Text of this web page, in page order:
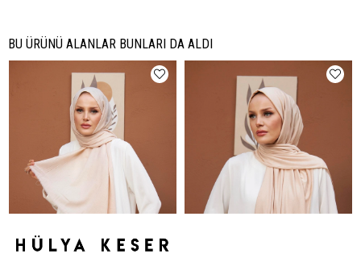
BU ÜRÜNÜ ALANLAR BUNLARI DA ALDI